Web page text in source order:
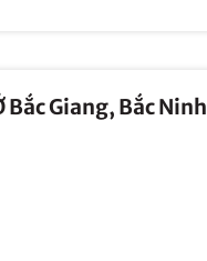
Giang, Bắc Ninh